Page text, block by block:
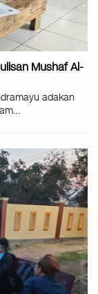
Mushaf Al-
adakan
…